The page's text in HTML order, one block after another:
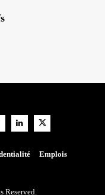
Emplois
Reserved.